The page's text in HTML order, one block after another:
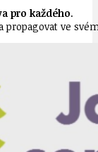
pro každého.
ve